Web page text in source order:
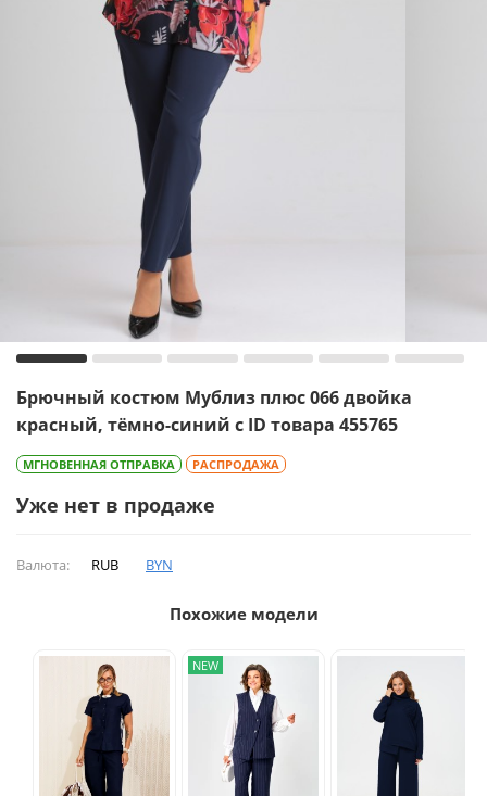
Брючный костюм Мублиз плюс 066 двойка
красный, тёмно-синий с ID товара 455765
МГНОВЕННАЯ ОТПРАВКА РАСПРОДАЖА
Уже нет в продаже
Валюта: RUB BYN
Похожие модели
NEW